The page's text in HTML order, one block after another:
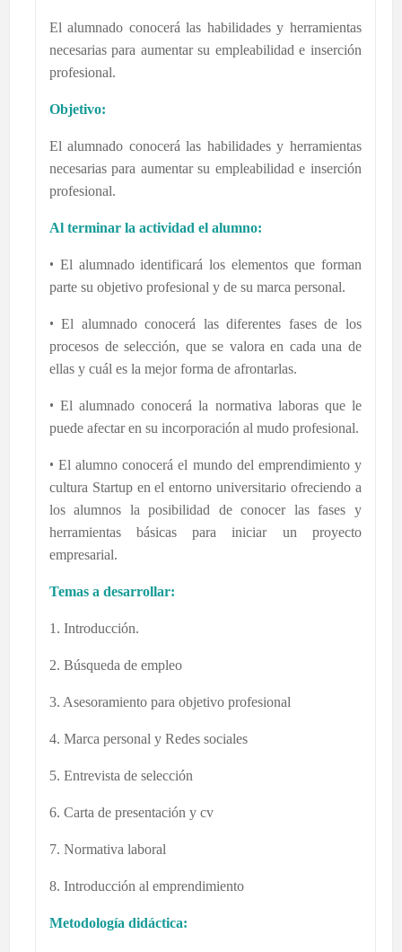
El alumnado conocerá las habilidades y herramientas
necesarias para aumentar su empleabilidad e inserción
profesional.
Objetivo:
El alumnado conocerá las habilidades y herramientas
necesarias para aumentar su empleabilidad e inserción
profesional.
Al terminar la actividad el alumno:
• El alumnado identificará los elementos que forman
parte su objetivo profesional y de su marca personal.
• El alumnado conocerá las diferentes fases de los
procesos de selección, que se valora en cada una de
ellas y cuál es la mejor forma de afrontarlas.
• El alumnado conocerá la normativa laboras que le
puede afectar en su incorporación al mudo profesional.
• El alumno conocerá el mundo del emprendimiento y
cultura Startup en el entorno universitario ofreciendo a
los alumnos la posibilidad de conocer las fases y
herramientas básicas para iniciar un proyecto
empresarial.
Temas a desarrollar:
1. Introducción.
2. Búsqueda de empleo
3. Asesoramiento para objetivo profesional
4. Marca personal y Redes sociales
5. Entrevista de selección
6. Carta de presentación y cv
7. Normativa laboral
8. Introducción al emprendimiento
Metodología didáctica: